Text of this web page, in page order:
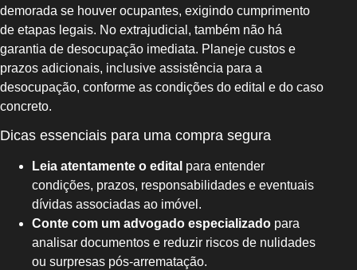
demorada se houver ocupantes, exigindo cumprimento
de etapas legais. No extrajudicial, também não há
garantia de desocupação imediata. Planeje custos e
prazos adicionais, inclusive assistência para a
desocupação, conforme as condições do edital e do caso
concreto.
Dicas essenciais para uma compra segura
Leia atentamente o edital para entender
condições, prazos, responsabilidades e eventuais
dívidas associadas ao imóvel.
Conte com um advogado especializado para
analisar documentos e reduzir riscos de nulidades
ou surpresas pós-arrematação.